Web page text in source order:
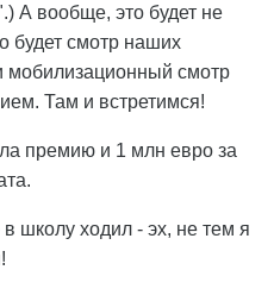
А вообще, это будет не
будет смотр наших
мобилизационный смотр
Там и встретимся!
премию и 1 млн евро за
школу ходил - эх, не тем я